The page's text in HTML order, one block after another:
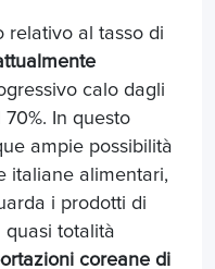
relativo al tasso di
calo dagli
In questo
ampie possibilità
italiane alimentari,
i prodotti di
quasi totalità
coreane di